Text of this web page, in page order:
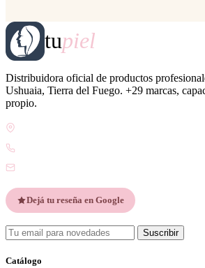
tupiel
Distribuidora oficial de productos
Ushuaia, Tierra del Fuego. +29 marcas,
propio.
Dejá tu reseña en Google
Suscribir
Catálogo